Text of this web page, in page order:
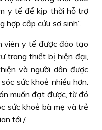
y tế để kịp thời hỗ trợ
hợp cấp cứu sơ sinh”.
viên y tế được đào tạo
trang thiết bị hiện đại,
và người dân được
sức khoẻ nhiều hơn.
muốn đạt được, từ đó
sức khoẻ bà mẹ và trẻ
tới./.